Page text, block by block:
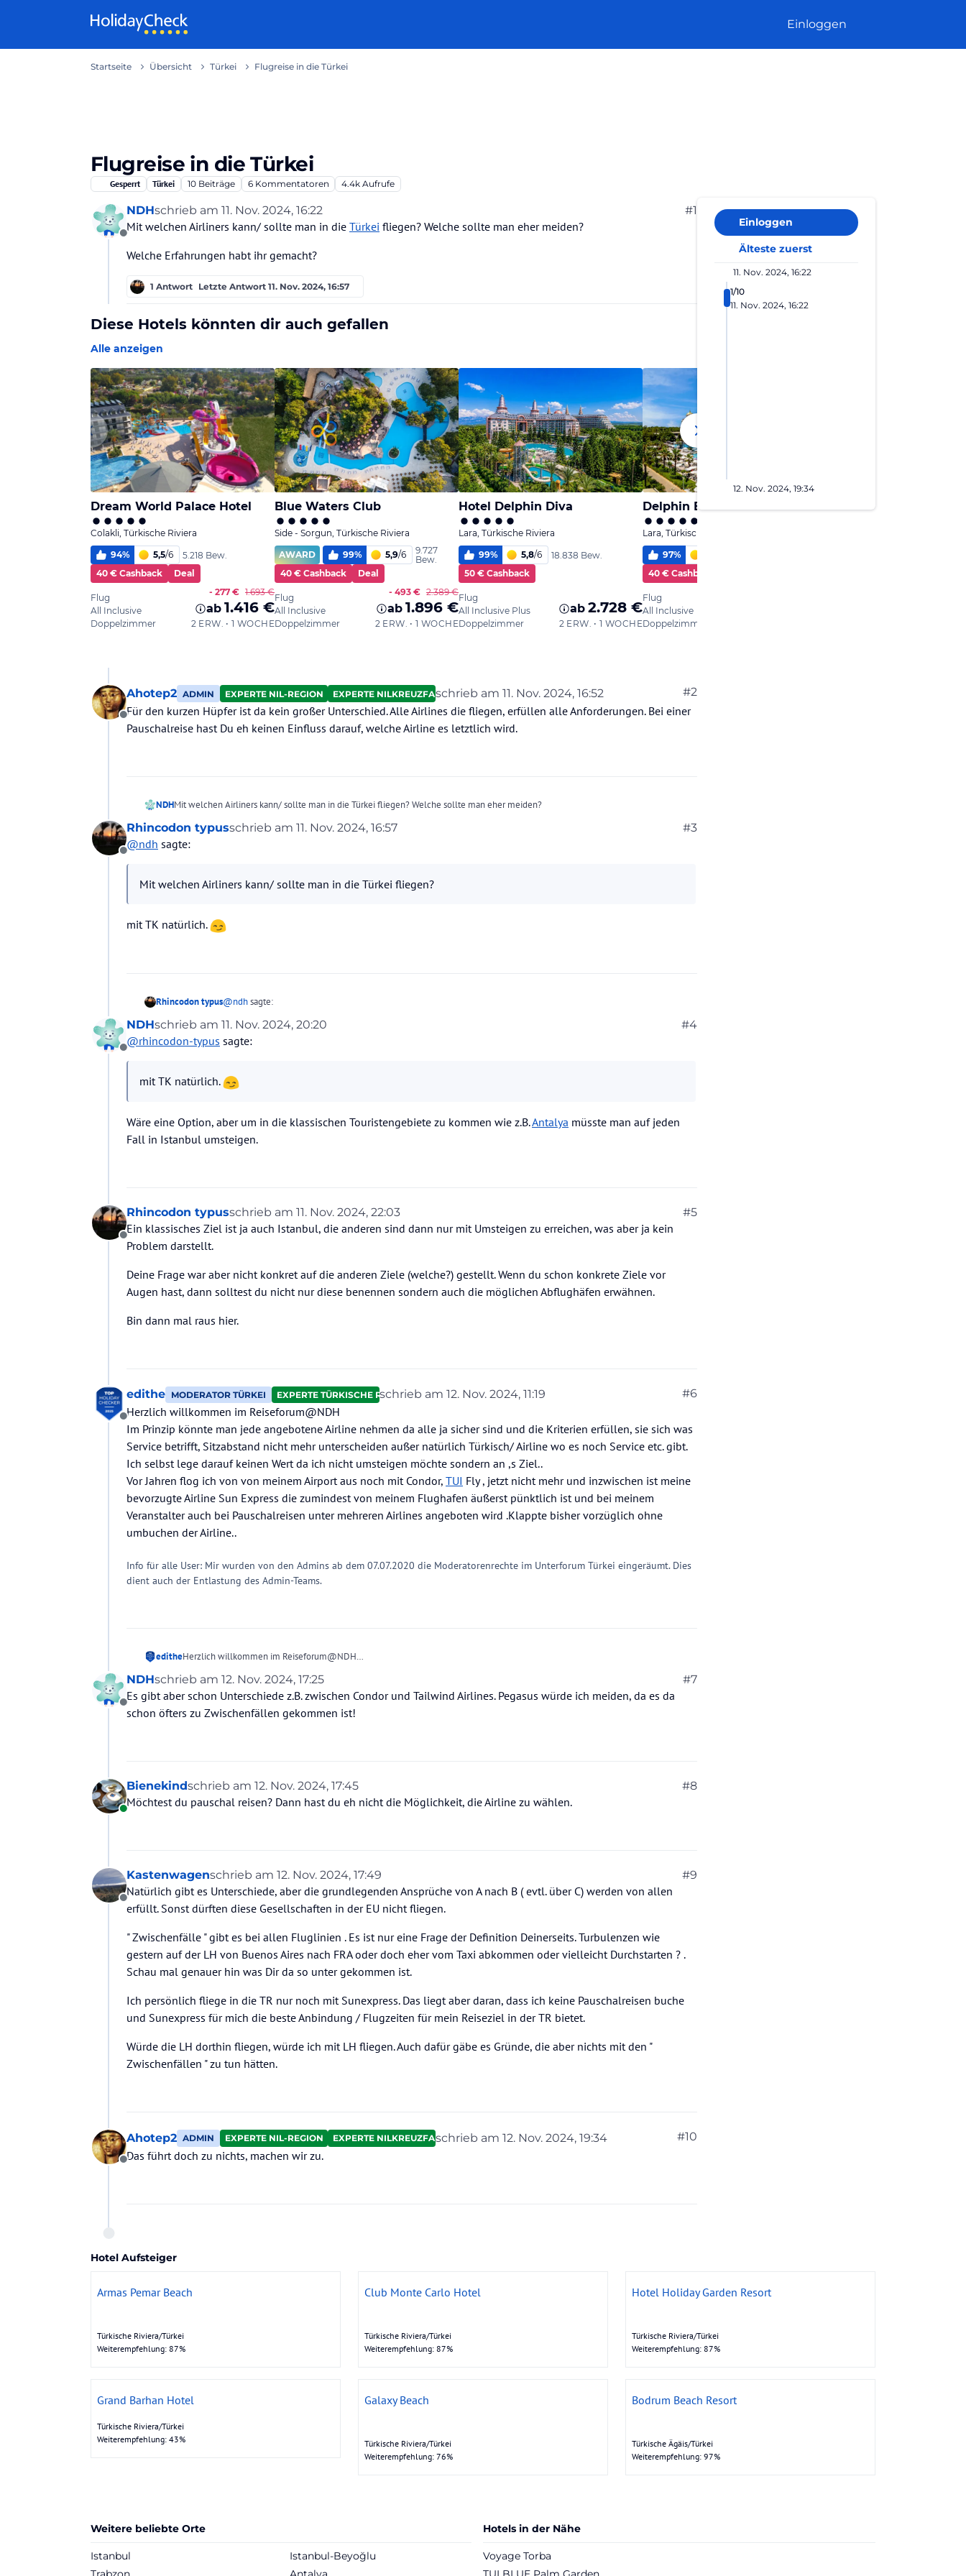
Einloggen
Startseite Übersicht Türkei Flugreise in die Türkei
Flugreise in die Türkei
Gesperrt Türkei 10 Beiträge 6 Kommentatoren 4.4k Aufrufe
Offline
NDHschrieb am 11. Nov. 2024, 16:22
zuletzt editiert von #1
Mit welchen Airliners kann/ sollte man in die Türkei fliegen? Welche sollte man eher meiden?
Welche Erfahrungen habt ihr gemacht?
1 Antwort Letzte Antwort 11. Nov. 2024, 16:57
Offline
Ahotep2 ADMIN EXPERTE NIL-REGION EXPERTE NILKREUZFAHRTENschrieb am 11. Nov. 2024, 16:52
zuletzt editiert von
#2
Für den kurzen Hüpfer ist da kein großer Unterschied. Alle Airlines die fliegen, erfüllen alle Anforderungen. Bei einer
Pauschalreise hast Du eh keinen Einfluss darauf, welche Airline es letztlich wird.
NDHMit welchen Airliners kann/ sollte man in die Türkei fliegen? Welche sollte man eher meiden?
Welche Erfahrungen habt ihr gemacht?
Offline
Rhincodon typusschrieb am 11. Nov. 2024, 16:57
zuletzt editiert von #3
@ndh sagte:
Mit welchen Airliners kann/ sollte man in die Türkei fliegen?
mit TK natürlich.
Rhincodon typus@ndhsagte:
Mit welchen Airliners kann/ sollte man in die Türkei fliegen?
mit TK natürlich.
Offline
NDHschrieb am 11. Nov. 2024, 20:20
zuletzt editiert von #4
@rhincodon-typus sagte:
mit TK natürlich.
Wäre eine Option, aber um in die klassischen Touristengebiete zu kommen wie z.B.Antalya müsste man auf jeden
Fall in Istanbul umsteigen.
Offline
Rhincodon typusschrieb am 11. Nov. 2024, 22:03
zuletzt editiert von #5
Ein klassisches Ziel ist ja auch Istanbul, die anderen sind dann nur mit Umsteigen zu erreichen, was aber ja kein
Problem darstellt.
Deine Frage war aber nicht konkret auf die anderen Ziele (welche?) gestellt. Wenn du schon konkrete Ziele vor
Augen hast, dann solltest du nicht nur diese benennen sondern auch die möglichen Abflughäfen erwähnen.
Bin dann mal raus hier.
Offline
edithe MODERATOR TÜRKEI EXPERTE TÜRKISCHE RIVIERA
schrieb am 12. Nov. 2024, 11:19
zuletzt editiert von
#6
Herzlich willkommen im Reiseforum@NDH
Im Prinzip könnte man jede angebotene Airline nehmen da alle ja sicher sind und die Kriterien erfüllen, sie sich was
Service betrifft, Sitzabstand nicht mehr unterscheiden außer natürlich Türkisch/ Airline wo es noch Service etc. gibt.
Ich selbst lege darauf keinen Wert da ich nicht umsteigen möchte sondern an ,s Ziel..
Vor Jahren flog ich von von meinem Airport aus noch mit Condor, TUI Fly , jetzt nicht mehr und inzwischen ist meine
bevorzugte Airline Sun Express die zumindest von meinem Flughafen äußerst pünktlich ist und bei meinem
Veranstalter auch bei Pauschalreisen unter mehreren Airlines angeboten wird .Klappte bisher vorzüglich ohne
umbuchen der Airline..
Info für alle User: Mir wurden von den Admins ab dem 07.07.2020 die Moderatorenrechte im Unterforum Türkei eingeräumt. Dies
dient auch der Entlastung des Admin-Teams.
editheHerzlich willkommen im Reiseforum@NDH
betrifft, Sitzabstand nicht mehr unterscheiden außer natürlich Türkisch/ Airline wo es noch Service etc. gibt.
Ich selbst lege darauf keinen Wert da ich nicht umsteigen möchte sondern an ,s Ziel..
Vor Jahren flog ich von von meinem Airport aus noch mit Condor, TUI Fly , jetzt nicht mehr und inzwischen ist meine bevorzugte
Offline
NDHschrieb am 12. Nov. 2024, 17:25
zuletzt editiert von #7
Es gibt aber schon Unterschiede z.B. zwischen Condor und Tailwind Airlines. Pegasus würde ich meiden, da es da
schon öfters zu Zwischenfällen gekommen ist!
Online
Bienekindschrieb am 12. Nov. 2024, 17:45
zuletzt editiert von #8
Möchtest du pauschal reisen? Dann hast du eh nicht die Möglichkeit, die Airline zu wählen.
Offline
Kastenwagenschrieb am 12. Nov. 2024, 17:49
zuletzt editiert von Kastenwagen #9
Natürlich gibt es Unterschiede, aber die grundlegenden Ansprüche von A nach B ( evtl. über C) werden von allen
erfüllt. Sonst dürften diese Gesellschaften in der EU nicht fliegen.
" Zwischenfälle " gibt es bei allen Fluglinien . Es ist nur eine Frage der Definition Deinerseits. Turbulenzen wie
gestern auf der LH von Buenos Aires nach FRA oder doch eher vom Taxi abkommen oder vielleicht Durchstarten ? .
Schau mal genauer hin was Dir da so unter gekommen ist.
Ich persönlich fliege in die TR nur noch mit Sunexpress. Das liegt aber daran, dass ich keine Pauschalreisen buche
und Sunexpress für mich die beste Anbindung / Flugzeiten für mein Reiseziel in der TR bietet.
Würde die LH dorthin fliegen, würde ich mit LH fliegen. Auch dafür gäbe es Gründe, die aber nichts mit den "
Zwischenfällen " zu tun hätten.
Offline
Ahotep2 ADMIN EXPERTE NIL-REGION EXPERTE NILKREUZFAHRTENschrieb am 12. Nov. 2024, 19:34
zuletzt editiert von
#10
Das führt doch zu nichts, machen wir zu.
Einloggen
Älteste zuerst
11. Nov. 2024, 16:22
1/10
11. Nov. 2024, 16:22
12. Nov. 2024, 19:34
Hotel Aufsteiger
Armas Pemar Beach
Türkische Riviera/Türkei
Weiterempfehlung: 87%
Club Monte Carlo Hotel
Türkische Riviera/Türkei
Weiterempfehlung: 87%
Hotel Holiday Garden Resort
Türkische Riviera/Türkei
Weiterempfehlung: 87%
Grand Barhan Hotel
Türkische Riviera/Türkei
Weiterempfehlung: 43%
Galaxy Beach
Türkische Riviera/Türkei
Weiterempfehlung: 76%
Bodrum Beach Resort
Türkische Ägäis/Türkei
Weiterempfehlung: 97%
Weitere beliebte Orte
Istanbul
Istanbul-Beyoğlu
Hotels in der Nähe
Voyage Torba